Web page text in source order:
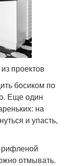
проектов
босиком по
Еще один
на
и упасть,
отмывать.